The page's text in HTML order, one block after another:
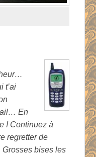
t’ai
En
! Continuez à
regretter de
bises les